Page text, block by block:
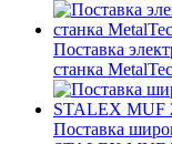
Поставка
станка
Поставка